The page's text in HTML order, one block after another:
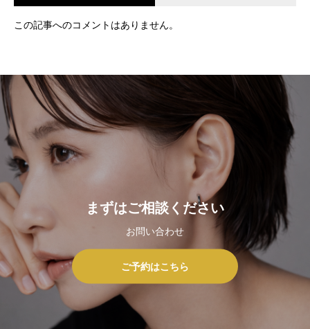
この記事へのコメントはありません。
まずはご相談ください
お問い合わせ
ご予約はこちら